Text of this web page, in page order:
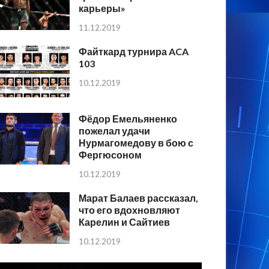
карьеры»
11.12.2019
Файткард турнира ACA
103
10.12.2019
Фёдор Емельяненко
пожелал удачи
Нурмагомедову в бою с
Фергюсоном
10.12.2019
Марат Балаев рассказал,
что его вдохновляют
Карелин и Сайтиев
10.12.2019